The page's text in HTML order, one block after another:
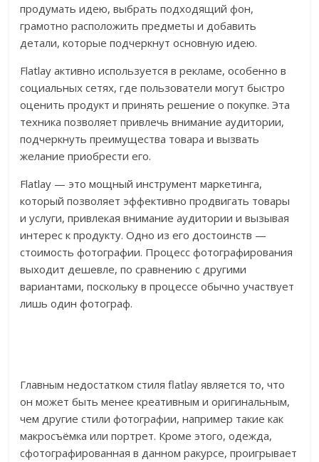
продумать идею, выбрать подходящий фон,
грамотно расположить предметы и добавить
детали, которые подчеркнут основную идею.
Flatlay активно используется в рекламе, особенно в
социальных сетях, где пользователи могут быстро
оценить продукт и принять решение о покупке. Эта
техника позволяет привлечь внимание аудитории,
подчеркнуть преимущества товара и вызвать
желание приобрести его.
Flatlay — это мощный инструмент маркетинга,
который позволяет эффективно продвигать товары
и услуги, привлекая внимание аудитории и вызывая
интерес к продукту. Одно из его достоинств —
стоимость фотографии. Процесс фотографирования
выходит дешевле, по сравнению с другими
вариантами, поскольку в процессе обычно участвует
лишь один фотограф.
Главным недостатком стиля flatlay является то, что
он может быть менее креативным и оригинальным,
чем другие стили фотографии, например такие как
макросъёмка или портрет. Кроме этого, одежда,
сфотографированная в данном ракурсе, проигрывает